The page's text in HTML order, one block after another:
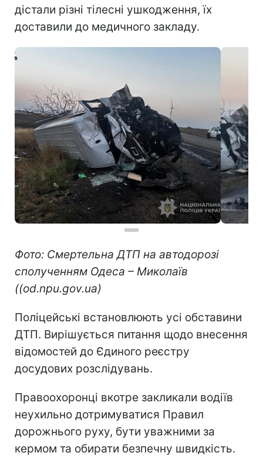
дістали різні тілесні ушкодження, їх
доставили до медичного закладу.
Фото: Смертельна ДТП на автодорозі
сполученням Одеса – Миколаїв
((od.npu.gov.ua)
Поліцейські встановлюють усі обставини
ДТП. Вирішується питання щодо внесення
відомостей до Єдиного реєстру
досудових розслідувань.
Правоохоронці вкотре закликали водіїв
неухильно дотримуватися Правил
дорожнього руху, бути уважними за
кермом та обирати безпечну швидкість.